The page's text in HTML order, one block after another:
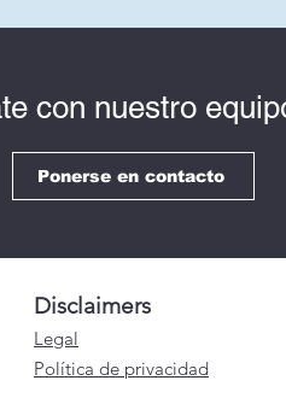
con nuestro
Ponerse en contacto
Disclaimers
Legal
Política de privacidad